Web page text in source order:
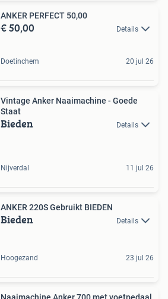
ANKER PERFECT 50,00
€ 50,00 Details
Doetinchem 20 jul 26
Vintage Anker Naaimachine - Goede
Staat
Bieden Details
Nijverdal 11 jul 26
ANKER 220S Gebruikt BIEDEN
Bieden Details
Hoogezand 23 jul 26
Naaimachine Anker 700 met voetpedaal